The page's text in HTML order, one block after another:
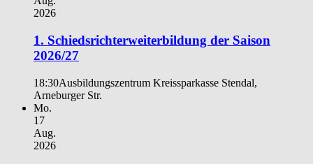
2026
1. Schiedsrichterweiterbildung der Saison
2026/27
18:30Ausbildungszentrum Kreissparkasse Stendal,
Arneburger Str.
Mo.
17
Aug.
2026